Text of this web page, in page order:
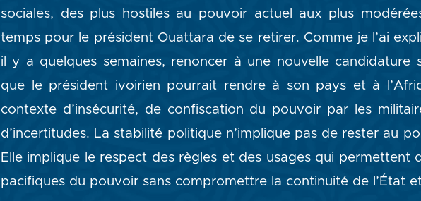
sociales, des plus hostiles au pouvoir actuel aux plus
temps pour le président Ouattara de se retirer. Comme je l’ai
il y a quelques semaines, renoncer à une nouvelle candidature
que le président ivoirien pourrait rendre à son pays et à
contexte d’insécurité, de confiscation du pouvoir par les
d’incertitudes. La stabilité politique n’implique pas de rester au
Elle implique le respect des règles et des usages qui permettent
pacifiques du pouvoir sans compromettre la continuité de l’État